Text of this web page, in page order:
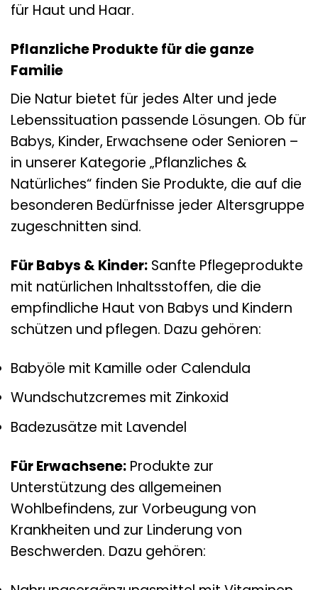
für Haut und Haar.
Pflanzliche Produkte für die ganze
Familie
Die Natur bietet für jedes Alter und jede
Lebenssituation passende Lösungen. Ob für
Babys, Kinder, Erwachsene oder Senioren –
in unserer Kategorie „Pflanzliches &
Natürliches“ finden Sie Produkte, die auf die
besonderen Bedürfnisse jeder Altersgruppe
zugeschnitten sind.
Für Babys & Kinder: Sanfte Pflegeprodukte
mit natürlichen Inhaltsstoffen, die die
empfindliche Haut von Babys und Kindern
schützen und pflegen. Dazu gehören:
Babyöle mit Kamille oder Calendula
Wundschutzcremes mit Zinkoxid
Badezusätze mit Lavendel
Für Erwachsene: Produkte zur
Unterstützung des allgemeinen
Wohlbefindens, zur Vorbeugung von
Krankheiten und zur Linderung von
Beschwerden. Dazu gehören: